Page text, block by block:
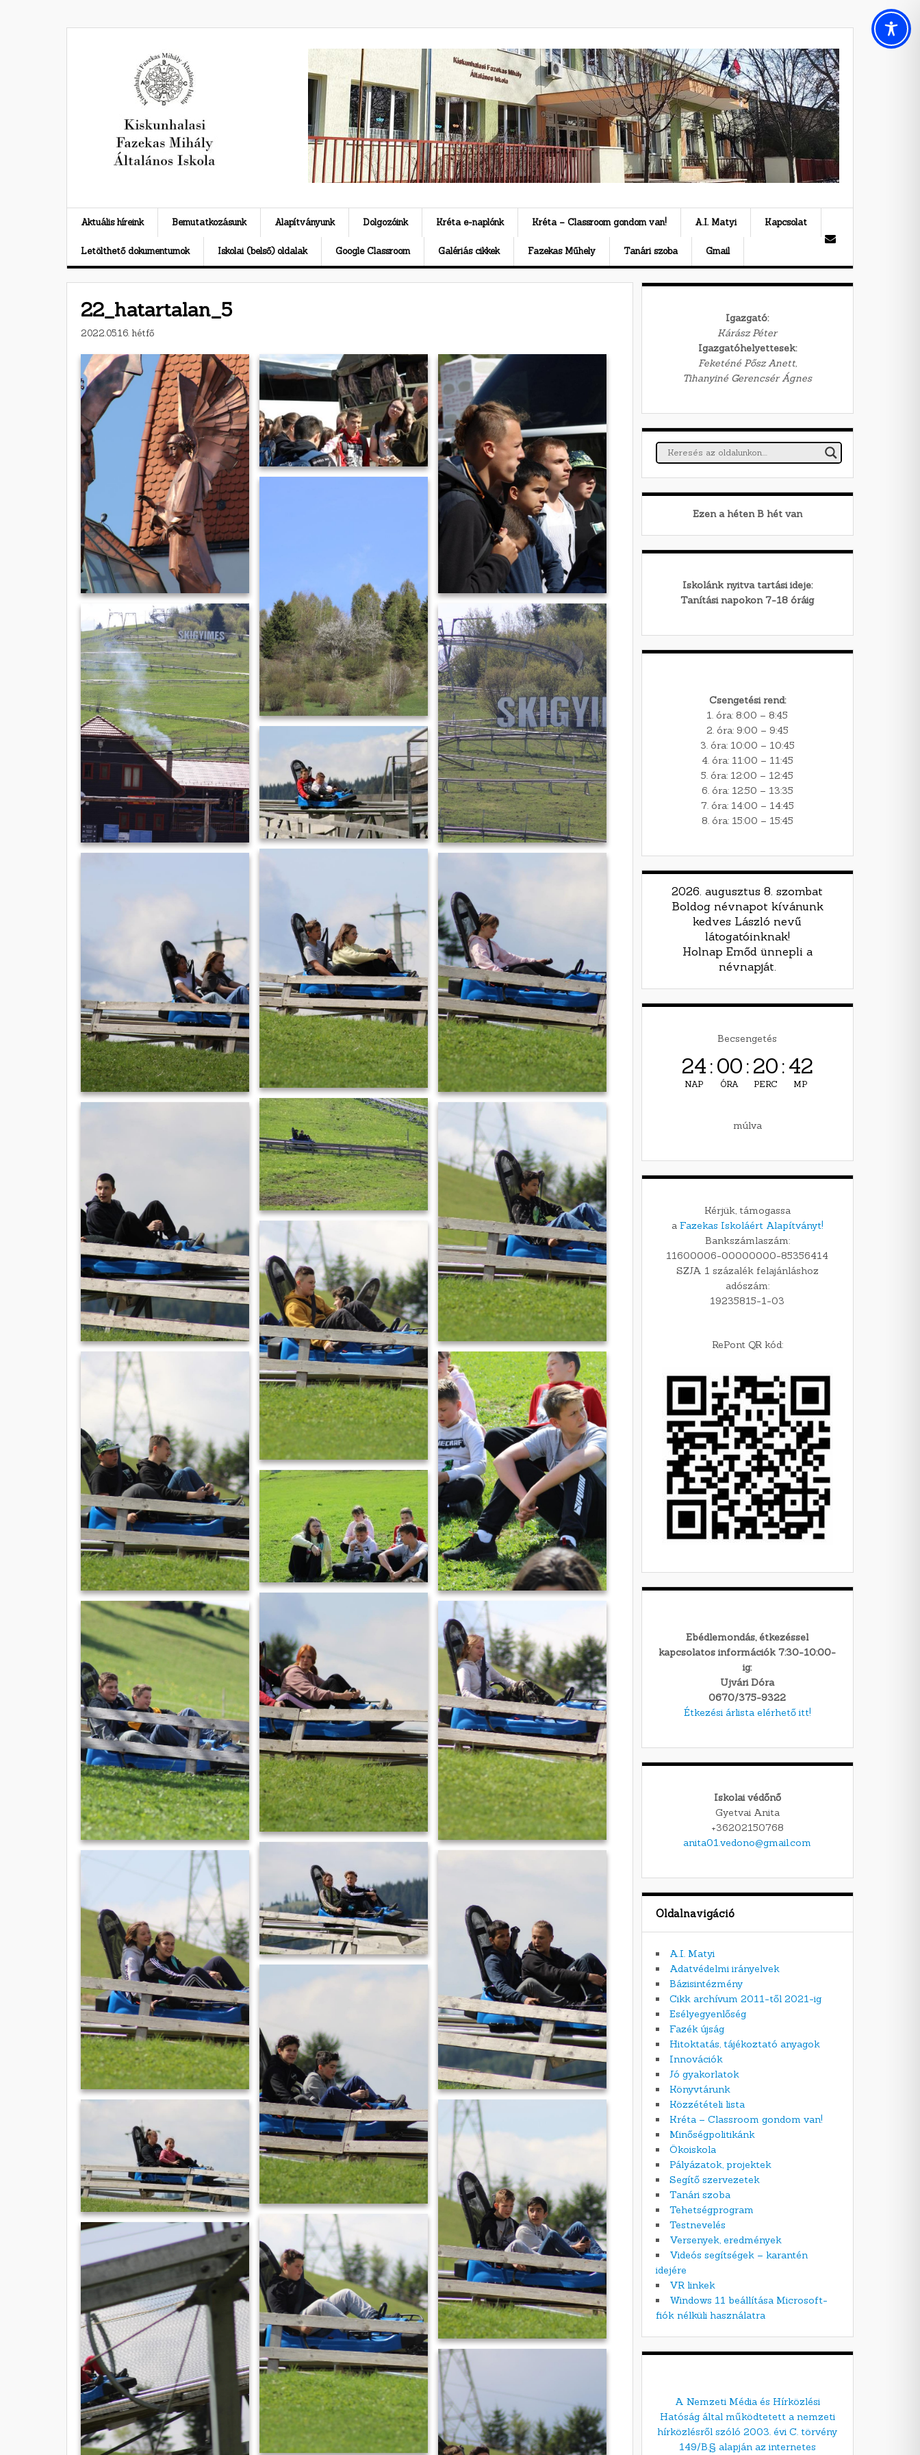
Aktuális híreink Bemutatkozásunk Alapítványunk Dolgozóink Kréta e-naplónk Kréta – Classroom gondom van! A.I. Matyi Kapcsolat
Letölthető dokumentumok Iskolai (belső) oldalak Google Classroom Galériás cikkek Fazekas Műhely Tanári szoba Gmail
22_hatartalan_5
2022.05.16. hétfő
Igazgató:
Kárász Péter
Igazgatóhelyettesek:
Feketéné Pősz Anett,
Tihanyiné Gerencsér Ágnes
Ezen a héten Bhét van
Iskolánk nyitva tartási ideje:
Tanítási napokon 7-18 óráig
Csengetési rend:
1. óra: 8:00 – 8:45
2. óra: 9:00 – 9:45
3. óra: 10:00 – 10:45
4. óra: 11:00 – 11:45
5. óra: 12:00 – 12:45
6. óra: 12:50 – 13:35
7. óra: 14:00 – 14:45
8. óra: 15:00 – 15:45
2026. augusztus 8. szombat
Boldog névnapot kívánunk
kedves László nevű
látogatóinknak!
Holnap Emőd ünnepli a
névnapját.
Becsengetés
24
NAP
:00
ÓRA
:20
PERC
:40
MP
múlva
Kérjük, támogassa
a Fazekas Iskoláért Alapítványt!
Bankszámlaszám:
11600006-00000000-85356414
SZJA 1 százalék felajánláshoz
adószám:
19235815-1-03
RePont QR kód:
Ebédlemondás, étkezéssel
kapcsolatos információk 7:30-10:00-
ig:
Ujvári Dóra
0670/375-9322
Étkezési árlista elérhető itt!
Iskolai védőnő
Gyetvai Anita
+36202150768
anita01.vedono@gmail.com
Oldalnavigáció
A.I. Matyi
Adatvédelmi irányelvek
Bázisintézmény
Cikk archívum 2011-től 2021-ig
Esélyegyenlőség
Fazék újság
Hitoktatás, tájékoztató anyagok
Innovációk
Jó gyakorlatok
Könyvtárunk
Közzétételi lista
Kréta – Classroom gondom van!
Minőségpolitikánk
Ökoiskola
Pályázatok, projektek
Segítő szervezetek
Tanári szoba
Tehetségprogram
Testnevelés
Versenyek, eredmények
Videós segítségek – karantén
idejére
VR linkek
Windows 11 beállítása Microsoft-
fiók nélküli használatra
A Nemzeti Média és Hírközlési
Hatóság által működtetett a nemzeti
hírközlésről szóló 2003. évi C. törvény
149/B.§ alapján az internetes